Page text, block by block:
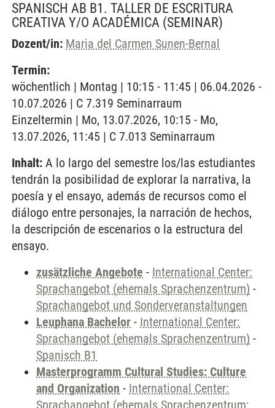
SPANISCH AB B1. TALLER DE ESCRITURA
CREATIVA Y/O ACADÉMICA (SEMINAR)
Dozent/in: Maria del Carmen Sunen-Bernal
Termin:
wöchentlich | Montag | 10:15 - 11:45 | 06.04.2026 -
10.07.2026 | C 7.319 Seminarraum
Einzeltermin | Mo, 13.07.2026, 10:15 - Mo,
13.07.2026, 11:45 | C 7.013 Seminarraum
Inhalt: A lo largo del semestre los/las estudiantes
tendrán la posibilidad de explorar la narrativa, la
poesía y el ensayo, además de recursos como el
diálogo entre personajes, la narración de hechos,
la descripción de escenarios o la estructura del
ensayo.
zusätzliche Angebote - International Center:
Sprachangebot (ehemals Sprachenzentrum) -
Sprachangebot und Sonderveranstaltungen
Leuphana Bachelor - International Center:
Sprachangebot (ehemals Sprachenzentrum) -
Spanisch B1
Masterprogramm Cultural Studies: Culture
and Organization - International Center:
Sprachangebot (ehemals Sprachenzentrum;